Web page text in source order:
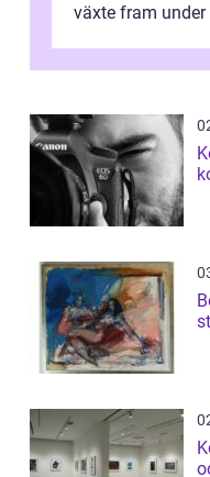
växte fram